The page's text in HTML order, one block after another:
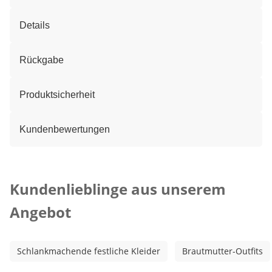
Details
Rückgabe
Produktsicherheit
Kundenbewertungen
Kundenlieblinge aus unserem
Angebot
Schlankmachende festliche Kleider Brautmutter-Outfits